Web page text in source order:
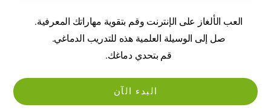
العب الألغاز على الإنترنت وقم بتقوية مهاراتك المعرفية.
صل إلى الوسيلة العلمية هذه للتدريب الدماغي.
قم بتحدي دماغك.
البدء الآن